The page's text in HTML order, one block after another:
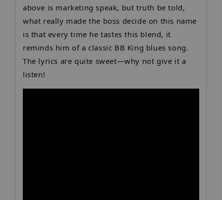
above is marketing speak, but truth be told,
what really made the boss decide on this name
is that every time he tastes this blend, it
reminds him of a classic BB King blues song.
The lyrics are quite sweet—why not give it a
listen!